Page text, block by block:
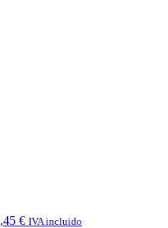
€ IVA incluido